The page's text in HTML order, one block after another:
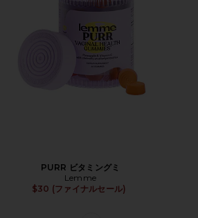
PURR ビタミングミ
Lemme
$30 (ファイナルセール)